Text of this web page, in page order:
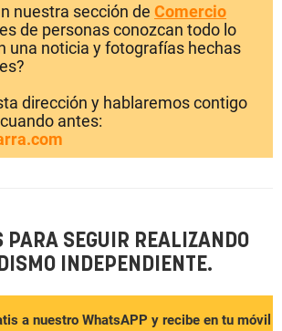
nuestra sección de Comercio
de personas conozcan todo lo
una noticia y fotografías hechas
dirección y hablaremos contigo
antes:
PARA SEGUIR REALIZANDO
INDEPENDIENTE.
a nuestro WhatsAPP y recibe en tu móvil